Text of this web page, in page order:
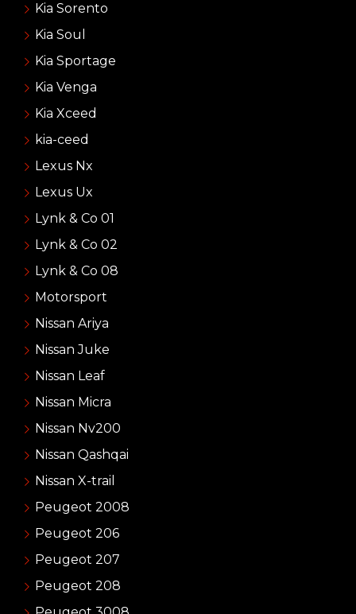
Kia Sorento
Kia Soul
Kia Sportage
Kia Venga
Kia Xceed
kia-ceed
Lexus Nx
Lexus Ux
Lynk & Co 01
Lynk & Co 02
Lynk & Co 08
Motorsport
Nissan Ariya
Nissan Juke
Nissan Leaf
Nissan Micra
Nissan Nv200
Nissan Qashqai
Nissan X-trail
Peugeot 2008
Peugeot 206
Peugeot 207
Peugeot 208